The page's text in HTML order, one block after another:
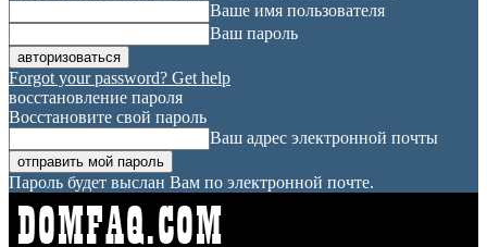
Ваше имя пользователя
Ваш пароль
Forgot your password? Get help
восстановление пароля
Восстановите свой пароль
Ваш адрес электронной почты
Пароль будет выслан Вам по электронной почте.